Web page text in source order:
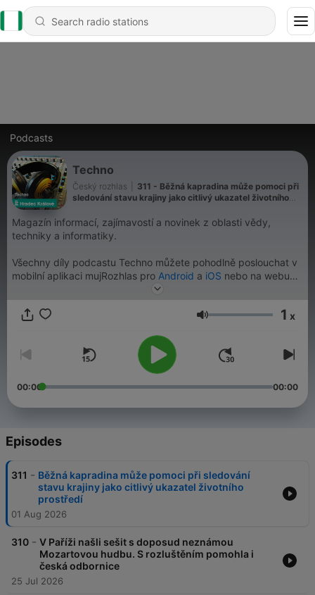
Podcasts
Techno
Český rozhlas
311 - Běžná kapradina může pomoci při
sledování stavu krajiny jako citlivý ukazatel životního
Magazín informací, zajímavostí a novinek z oblasti vědy,
techniky a informatiky.
Všechny díly podcastu Techno můžete pohodlně poslouchat v
mobilní aplikaci mujRozhlas pro Android a iOS nebo na webu
Volume 1 x
00:00 00:00
Episodes
311 - Běžná kapradina může pomoci při sledování
stavu krajiny jako citlivý ukazatel životního
prostředí
01 Aug 2026
310 - V Paříži našli sešit s doposud neznámou
Mozartovou hudbu. S rozluštěním pomohla i
česká odbornice
25 Jul 2026